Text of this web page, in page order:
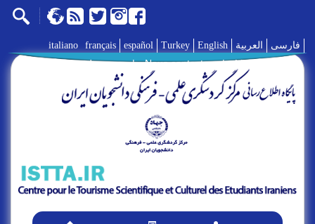
فارسی العربية English
Turkey
español
français
italiano
A propos de nous | Nous contacter | Liens